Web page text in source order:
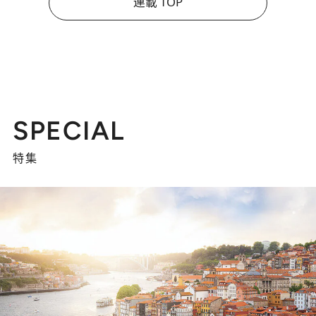
SPECIAL
特集